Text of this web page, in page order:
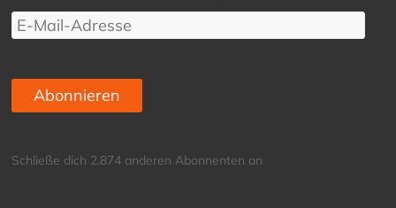
E-
Mail-
Abonnieren
Schließe dich 2.874 anderen Abonnenten an